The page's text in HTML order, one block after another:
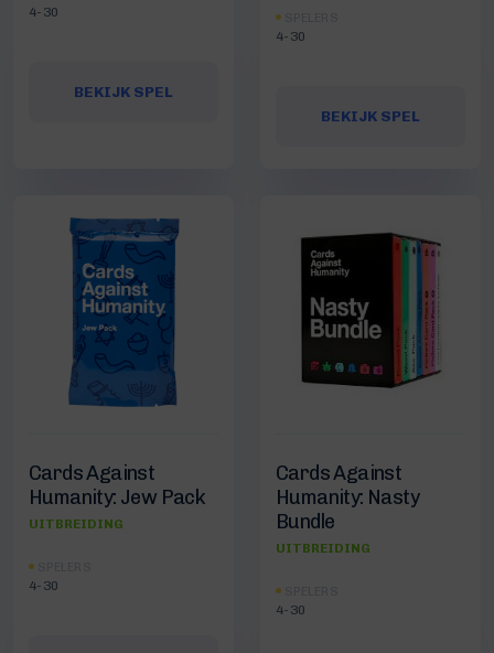
4-30
BEKIJK SPEL
4-30
BEKIJK SPEL
Cards Against
Humanity: Jew Pack
UITBREIDING
4-30
Cards Against
Humanity: Nasty
Bundle
UITBREIDING
4-30